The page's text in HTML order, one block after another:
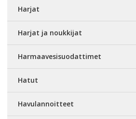
Harjat
Harjat ja noukkijat
Harmaavesisuodattimet
Hatut
Havulannoitteet